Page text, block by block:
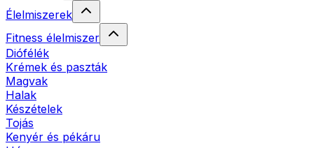
Élelmiszerek
Fitness élelmiszer
Diófélék
Krémek és paszták
Magvak
Halak
Készételek
Tojás
Kenyér és pékáru